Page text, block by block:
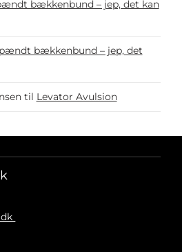
bækkenbund – jep, det kan
bækkenbund – jep, det
til Levator Avulsion